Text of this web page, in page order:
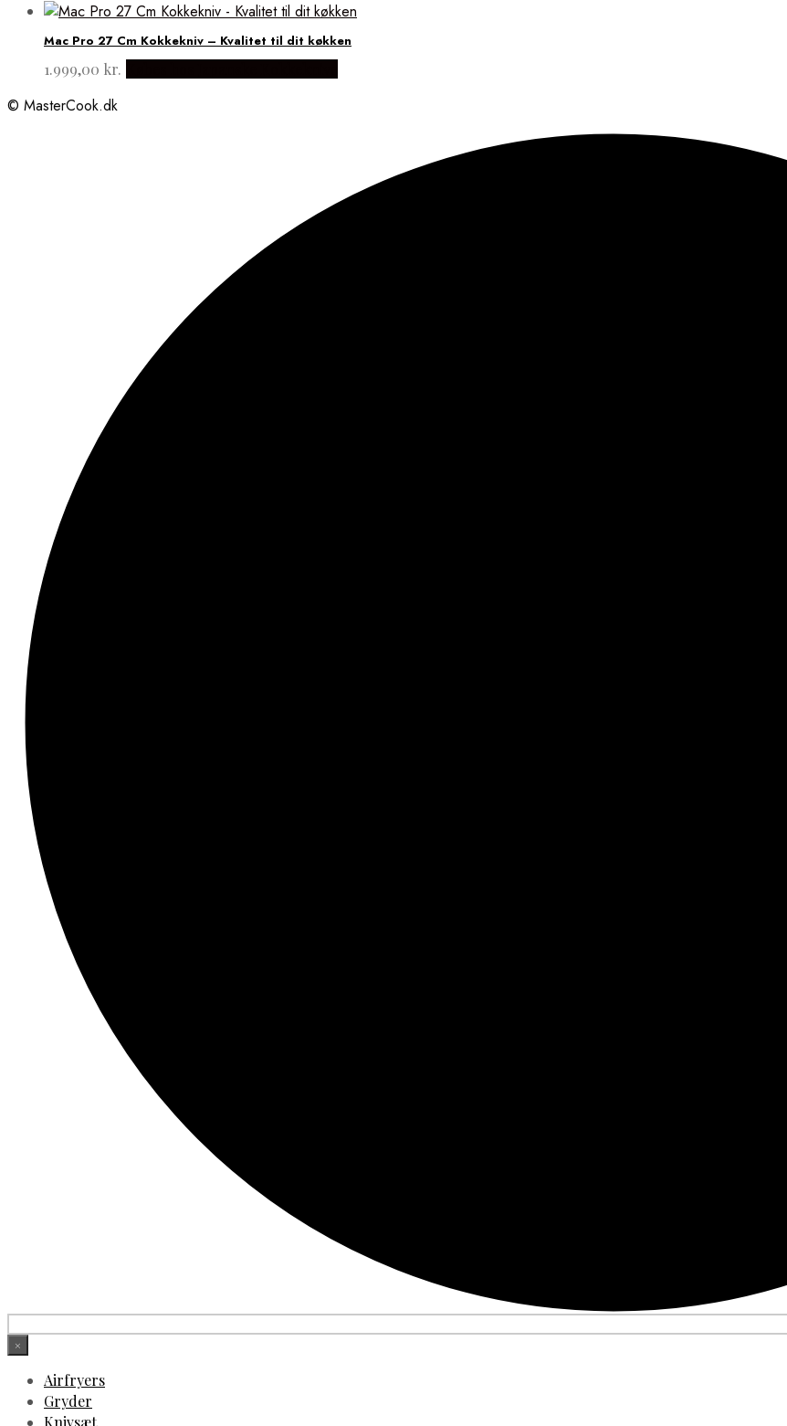
Mac Pro 27 Cm Kokkekniv – Kvalitet til dit køkken
1.999,00 kr.
© MasterCook.dk
×
Airfryers
Gryder
Knivsæt